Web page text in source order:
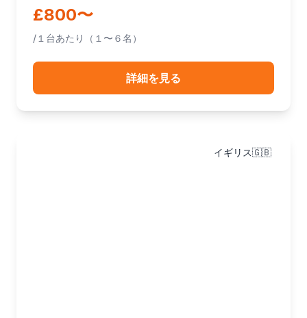
が同行するので、初めてのイギリスでも安心してお楽し
£800〜
/１台あたり（１〜６名）
詳細を見る
イギリス🇬🇧